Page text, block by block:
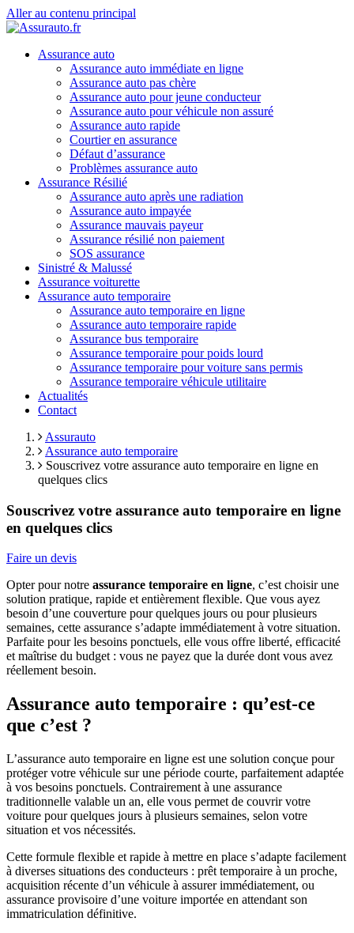
Aller au contenu principal
Assurance auto
Assurance auto immédiate en ligne
Assurance auto pas chère
Assurance auto pour jeune conducteur
Assurance auto pour véhicule non assuré
Assurance auto rapide
Courtier en assurance
Défaut d’assurance
Problèmes assurance auto
Assurance Résilié
Assurance auto après une radiation
Assurance auto impayée
Assurance mauvais payeur
Assurance résilié non paiement
SOS assurance
Sinistré & Malussé
Assurance voiturette
Assurance auto temporaire
Assurance auto temporaire en ligne
Assurance auto temporaire rapide
Assurance bus temporaire
Assurance temporaire pour poids lourd
Assurance temporaire pour voiture sans permis
Assurance temporaire véhicule utilitaire
Actualités
Contact
Assurauto
Assurance auto temporaire
Souscrivez votre assurance auto temporaire en ligne en
quelques clics
Souscrivez votre assurance auto temporaire en ligne
en quelques clics
Faire un devis
Opter pour notre assurance temporaire en ligne, c’est choisir une
solution pratique, rapide et entièrement flexible. Que vous ayez
besoin d’une couverture pour quelques jours ou pour plusieurs
semaines, cette assurance s’adapte immédiatement à votre situation.
Parfaite pour les besoins ponctuels, elle vous offre liberté, efficacité
et maîtrise du budget : vous ne payez que la durée dont vous avez
réellement besoin.
Assurance auto temporaire : qu’est-ce
que c’est ?
L’assurance auto temporaire en ligne est une solution conçue pour
protéger votre véhicule sur une période courte, parfaitement adaptée
à vos besoins ponctuels. Contrairement à une assurance
traditionnelle valable un an, elle vous permet de couvrir votre
voiture pour quelques jours à plusieurs semaines, selon votre
situation et vos nécessités.
Cette formule flexible et rapide à mettre en place s’adapte facilement
à diverses situations des conducteurs : prêt temporaire à un proche,
acquisition récente d’un véhicule à assurer immédiatement, ou
assurance provisoire d’une voiture importée en attendant son
immatriculation définitive.